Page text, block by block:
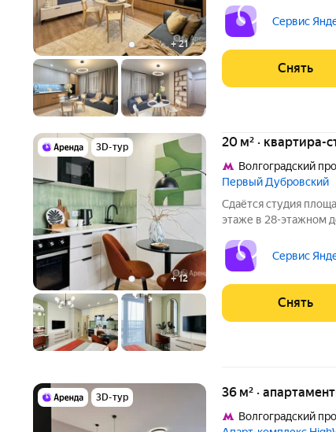
+21
Сушильная машина Холодильник Посудомоечная машина
Кондиционер
Сервис
Снять
3D-тур
+12
20 м² · квартира-
Волгоградский
Первый Дубровский
Сдаётся студия
этаже в 28-этажном
K
Сервис
Снять
3D-тур 36 м² ·
Волгоградский